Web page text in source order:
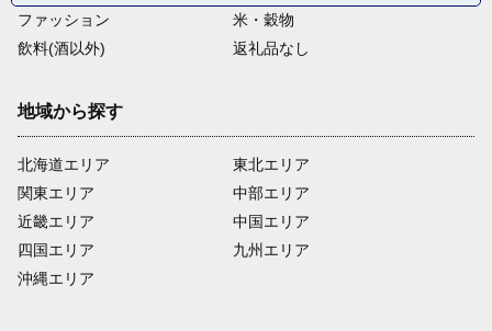
ファッション
米・穀物
飲料(酒以外)
返礼品なし
地域から探す
北海道エリア
関東エリア
近畿エリア
四国エリア
沖縄エリア
東北エリア
中部エリア
中国エリア
九州エリア